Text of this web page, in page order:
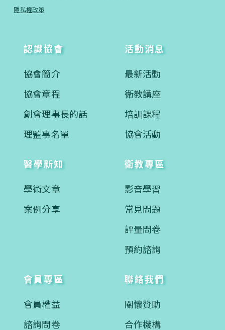
隱私權政策
認識協會
協會簡介
協會章程
創會理事長的話
理監事名單
活動消息
最新活動
衛教講座
培訓課程
協會活動
醫學新知
學術文章
案例分享
衛教專區
影音學習
常見問題
評量問卷
預約諮詢
會員專區
會員權益
諮詢問卷
聯絡我們
關懷贊助
合作機構